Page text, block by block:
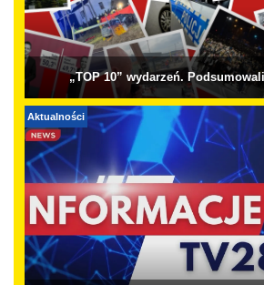
„TOP 10” wydarzeń.
Aktualności